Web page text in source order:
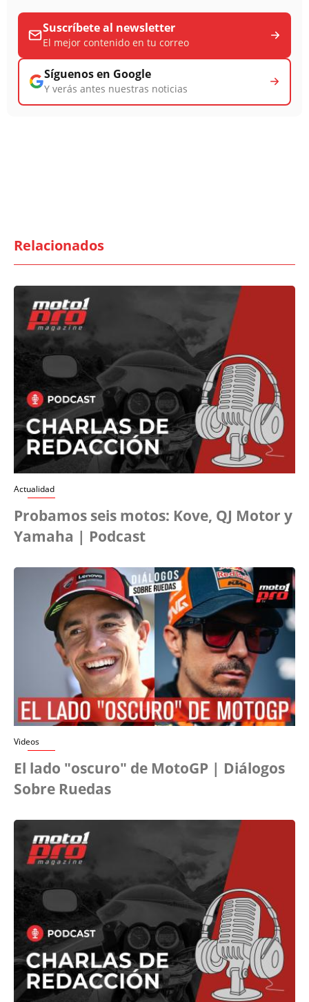
Suscríbete al newsletter
El mejor contenido en tu correo
Síguenos en Google
Y verás antes nuestras noticias
Relacionados
Actualidad
Probamos seis motos: Kove, QJ Motor y
Yamaha | Podcast
Videos
El lado "oscuro" de MotoGP | Diálogos
Sobre Ruedas